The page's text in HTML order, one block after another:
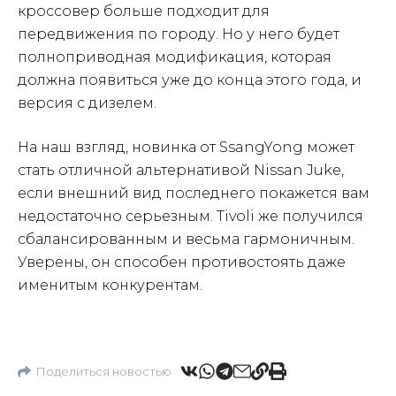
кроссовер больше подходит для
передвижения по городу. Но у него будет
полноприводная модификация, которая
должна появиться уже до конца этого года, и
версия с дизелем.
На наш взгляд, новинка от SsangYong может
стать отличной альтернативой Nissan Juke,
если внешний вид последнего покажется вам
недостаточно серьезным. Tivoli же получился
сбалансированным и весьма гармоничным.
Уверены, он способен противостоять даже
именитым конкурентам.
Поделиться новостью